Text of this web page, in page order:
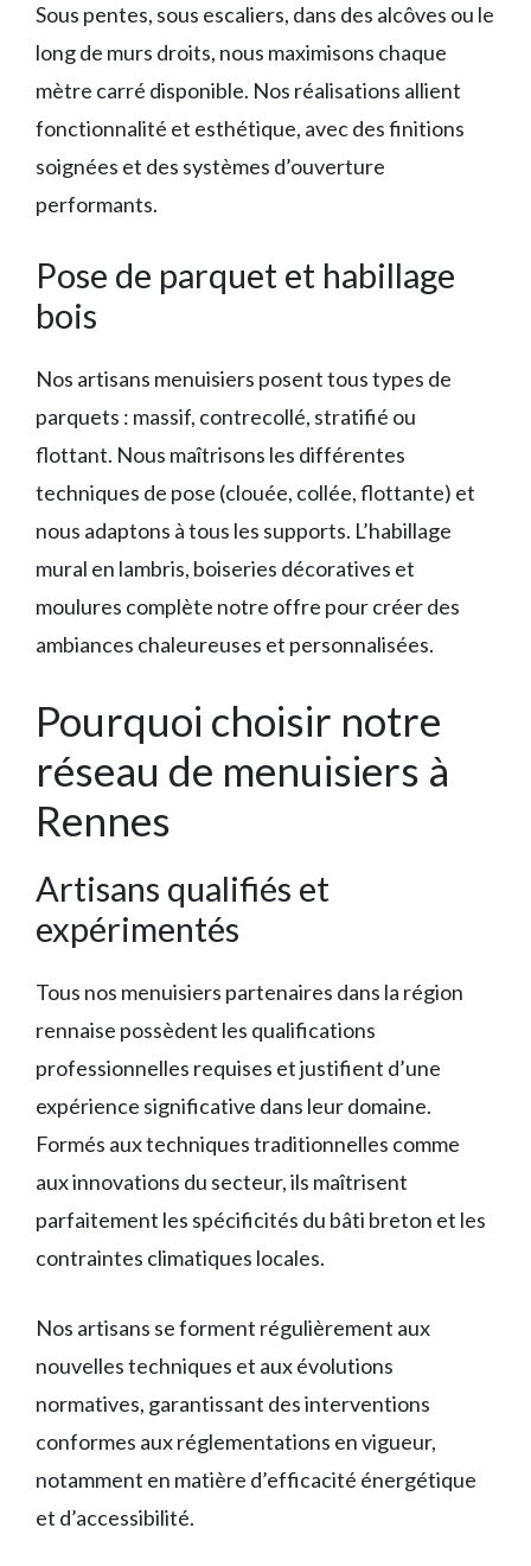
Sous pentes, sous escaliers, dans des alcôves ou le
long de murs droits, nous maximisons chaque
mètre carré disponible. Nos réalisations allient
fonctionnalité et esthétique, avec des finitions
soignées et des systèmes d’ouverture
performants.
Pose de parquet et habillage
bois
Nos artisans menuisiers posent tous types de
parquets : massif, contrecollé, stratifié ou
flottant. Nous maîtrisons les différentes
techniques de pose (clouée, collée, flottante) et
nous adaptons à tous les supports. L’habillage
mural en lambris, boiseries décoratives et
moulures complète notre offre pour créer des
ambiances chaleureuses et personnalisées.
Pourquoi choisir notre
réseau de menuisiers à
Rennes
Artisans qualifiés et
expérimentés
Tous nos menuisiers partenaires dans la région
rennaise possèdent les qualifications
professionnelles requises et justifient d’une
expérience significative dans leur domaine.
Formés aux techniques traditionnelles comme
aux innovations du secteur, ils maîtrisent
parfaitement les spécificités du bâti breton et les
contraintes climatiques locales.
Nos artisans se forment régulièrement aux
nouvelles techniques et aux évolutions
normatives, garantissant des interventions
conformes aux réglementations en vigueur,
notamment en matière d’efficacité énergétique
et d’accessibilité.